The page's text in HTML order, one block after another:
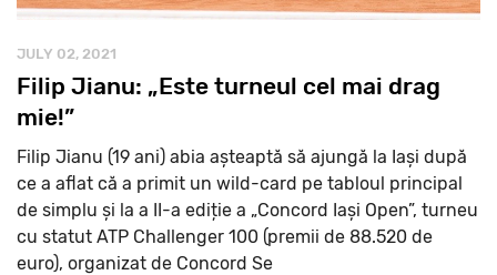
JULY 02, 2021
Filip Jianu: „Este turneul cel mai drag
mie!”
Filip Jianu (19 ani) abia așteaptă să ajungă la Iași după
ce a aflat că a primit un wild-card pe tabloul principal
de simplu și la a II-a ediție a „Concord Iași Open”, turneu
cu statut ATP Challenger 100 (premii de 88.520 de
euro), organizat de Concord Se